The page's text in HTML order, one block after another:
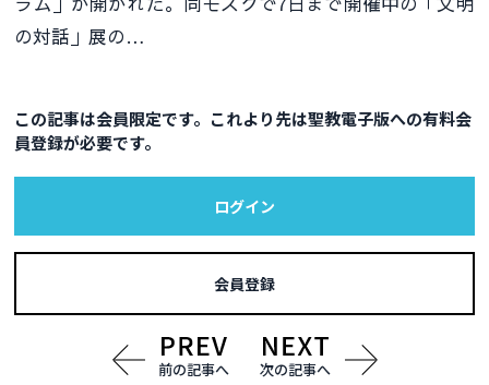
の対話」展の…
この記事は会員限定です。これより先は聖教電子版への有料会
員登録が必要です。
ログイン
会員登録
前の記事へ 次の記事へ